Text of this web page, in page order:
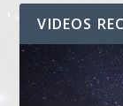
VIDEOS